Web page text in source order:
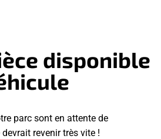
disponible
parc sont en attente de
revenir très vite !